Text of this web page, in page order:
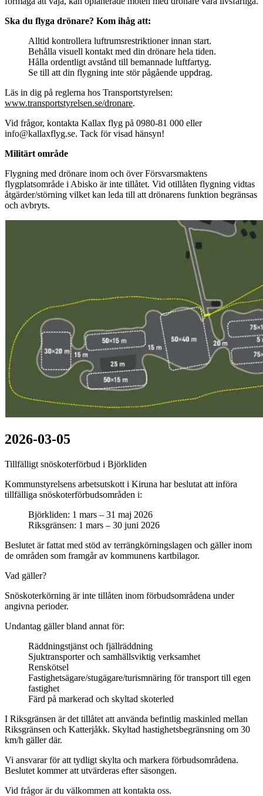
Ska du flyga drönare? Kom ihåg att:
Alltid kontrollera luftrumsrestriktioner innan start.
Behålla visuell kontakt med din drönare hela tiden.
Hålla ordentligt avstånd till bemannade luftfartyg.
Se till att din flygning inte stör pågående uppdrag.
Läs in dig på reglerna hos Transportstyrelsen:
www.transportstyrelsen.se/dronare.
Vid frågor, kontakta Kallax flyg på 0980-81 000 eller
info@kallaxflyg.se. Tack för visad hänsyn!
Militärt område
Flygning med drönare inom och över Försvarsmaktens
flygplatsområde i Abisko är inte tillåtet. Vid otillåten flygning vidtas
åtgärder/störning vilket kan leda till att drönarens funktion begränsas
och avbryts.
2026-03-05
Tillfälligt snöskoterförbud i Björkliden
Kommunstyrelsens arbetsutskott i Kiruna har beslutat att införa
tillfälliga snöskoterförbudsområden i:
Björkliden: 1 mars – 31 maj 2026
Riksgränsen: 1 mars – 30 juni 2026
Beslutet är fattat med stöd av terrängkörningslagen och gäller inom
de områden som framgår av kommunens kartbilagor.
Vad gäller?
Snöskoterkörning är inte tillåten inom förbudsområdena under
angivna perioder.
Undantag gäller bland annat för:
Räddningstjänst och fjällräddning
Sjuktransporter och samhällsviktig verksamhet
Renskötsel
Fastighetsägare/stugägare/turismnäring för transport till egen
fastighet
Färd på markerad och skyltad skoterled
I Riksgränsen är det tillåtet att använda befintlig maskinled mellan
Riksgränsen och Katterjåkk. Skyltad hastighetsbegränsning om 30
km/h gäller där.
Vi ansvarar för att tydligt skylta och markera förbudsområdena.
Beslutet kommer att utvärderas efter säsongen.
Vid frågor är du välkommen att kontakta oss.